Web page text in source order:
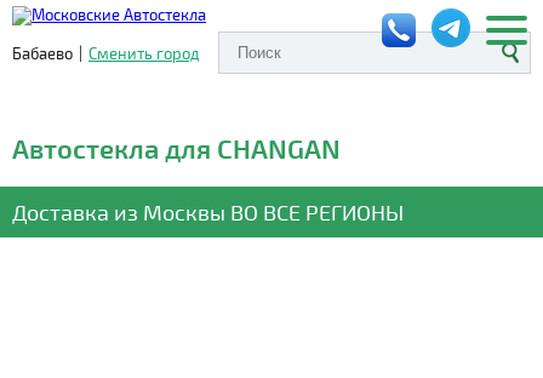
Бабаево | Сменить город
Автостекла для CHANGAN
Доставка из Москвы ВО ВСЕ РЕГИОНЫ